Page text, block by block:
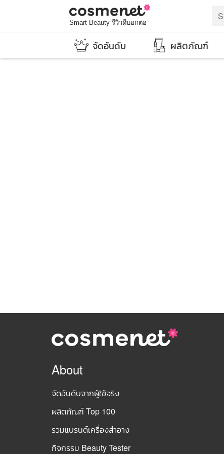
Smart Beauty รีวิวดีบอกต่อ
จัดอันดับ ผลิตภัณฑ์
About
จัดอันดับจากผู้ใช้จริง
ผลิตภัณฑ์ Top 100
รวมแบรนด์เครื่องสำอาง
กิจกรรม Beauty Tester